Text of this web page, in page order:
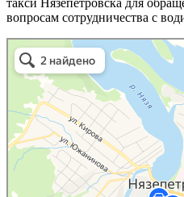
такси Нязепетровска для
вопросам сотрудничества с